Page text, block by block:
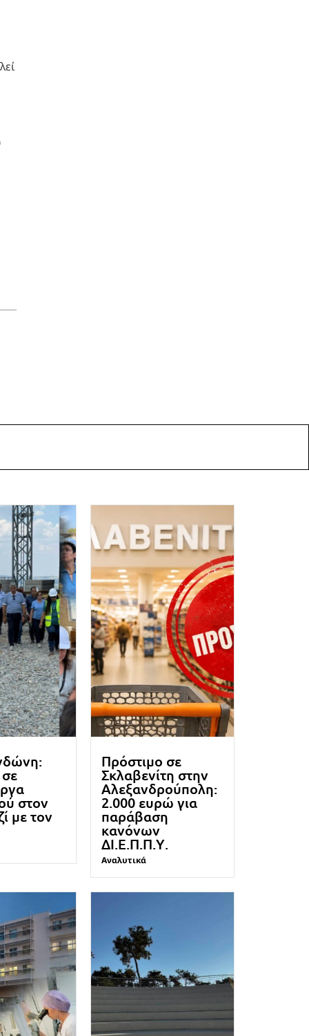
στον
με τον
Πρόστιμο σε
Σκλαβενίτη στην
Αλεξανδρούπολη:
2.000 ευρώ για
παράβαση
κανόνων
ΔΙ.Ε.Π.Π.Υ.
Αναλυτικά